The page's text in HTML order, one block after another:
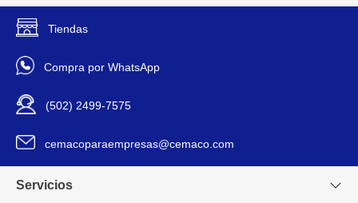
Tiendas
Compra por WhatsApp
(502) 2499-7575
cemacoparaempresas@cemaco.com
Servicios